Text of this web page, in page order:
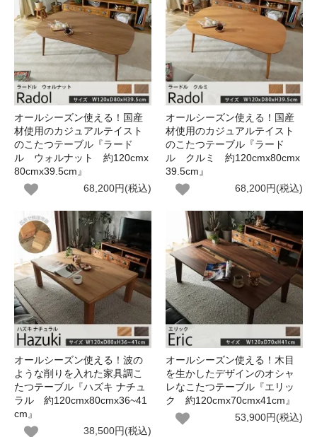
オールシーズン使える！国産
材使用のカジュアルテイスト
のこたつテーブル『ラード
ル ウォルナット 約120cmx
80cmx39.5cm』
68,200円(税込)
オールシーズン使える！国産
材使用のカジュアルテイスト
のこたつテーブル『ラード
ル クルミ 約120cmx80cmx
39.5cm』
68,200円(税込)
オールシーズン使える！波の
ような削りを入れた家具調こ
たつテーブル『ハズキ ナチュ
ラル 約120cmx80cmx36~41
cm』
38,500円(税込)
オールシーズン使える！木目
を生かしたデザインのオシャ
レなこたつテーブル『エリッ
ク 約120cmx70cmx41cm』
53,900円(税込)